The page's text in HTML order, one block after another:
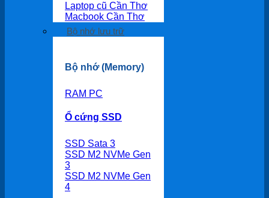
Laptop cũ Cần Thơ
Macbook Cần Thơ
Bộ nhớ lưu trữ
Bộ nhớ (Memory)
RAM PC
Ổ cứng SSD
SSD Sata 3
SSD M2 NVMe Gen
3
SSD M2 NVMe Gen
4